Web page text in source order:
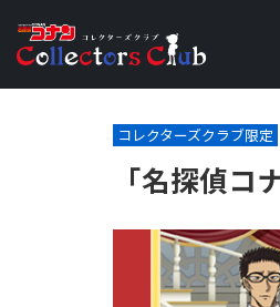
コレクターズクラブ限定
「名探偵